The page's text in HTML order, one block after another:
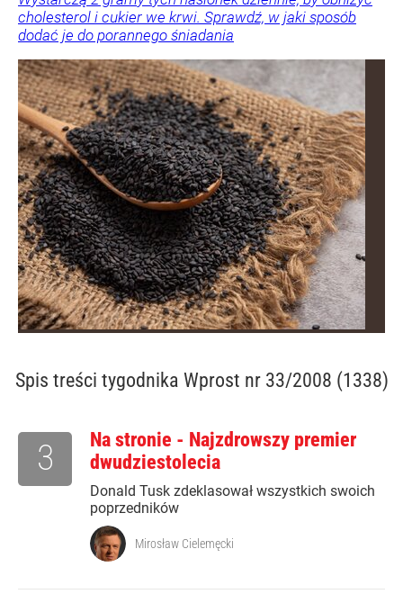
cholesterol i cukier we krwi. Sprawdź, w jaki sposób
dodać je do porannego śniadania
Spis treści tygodnika Wprost nr 33/2008 (1338)
Na stronie - Najzdrowszy premier
dwudziestolecia
Donald Tusk zdeklasował wszystkich swoich
poprzedników
3
Mirosław Cielemęcki